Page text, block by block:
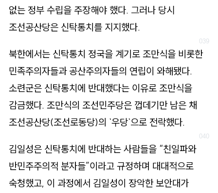
없는 정부 수립을 주장해야 했다. 그러나 당시
조선공산당은 신탁통치를 지지했다.
북한에서는 신탁통치 정국을 계기로 조만식을 비롯한
민족주의자들과 공산주의자들의 연립이 와해됐다.
소련군은 신탁통치에 반대했다는 이유로 조만식을
감금했다. 조만식의 조선민주당은 껍데기만 남은 채
조선공산당(조선로동당)의 `우당`으로 전락했다.
김일성은 신탁통치에 반대하는 사람들을 “친일파와
반민주주의적 분자들”이라고 규정하며 대대적으로
숙청했고, 이 과정에서 김일성이 장악한 보안대가